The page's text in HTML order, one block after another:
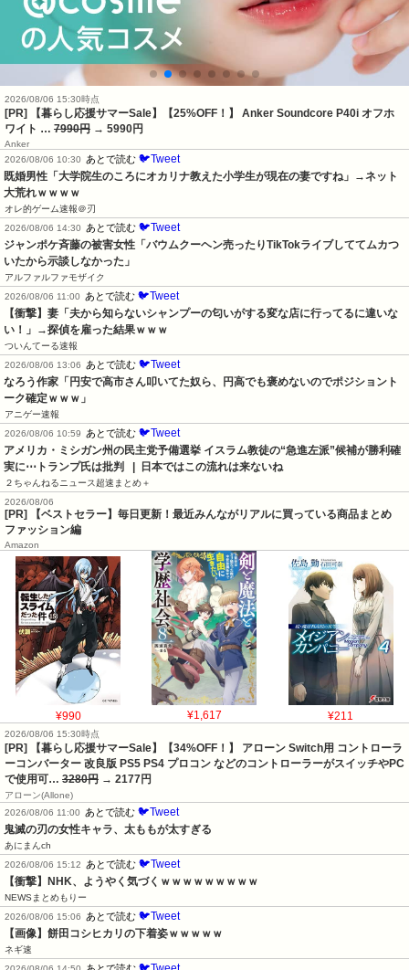
2026/08/06 15:30時点
[PR] 【暮らし応援サマーSale】【25%OFF！】 Anker Soundcore P40i オフホ
ワイト … 7990円 → 5990円
Anker
2026/08/06 10:30 あとで読む 🐦Tweet
既婚男性「大学院生のころにオカリナ教えた小学生が現在の妻ですね」→ネット
大荒れｗｗｗｗ
オレ的ゲーム速報＠刃
2026/08/06 14:30 あとで読む 🐦Tweet
ジャンポケ斉藤の被害女性「バウムクーヘン売ったりTikTokライブしててムカつ
いたから示談しなかった」
アルファルファモザイク
2026/08/06 11:00 あとで読む 🐦Tweet
【衝撃】妻「夫から知らないシャンプーの匂いがする変な店に行ってるに違いな
い！」→探偵を雇った結果ｗｗｗ
ついんてーる速報
2026/08/06 13:06 あとで読む 🐦Tweet
なろう作家「円安で高市さん叩いてた奴ら、円高でも褒めないのでポジショント
ーク確定ｗｗｗ」
アニゲー速報
2026/08/06 10:59 あとで読む 🐦Tweet
アメリカ・ミシガン州の民主党予備選挙 イスラム教徒の“急進左派”候補が勝利確
実に⋯トランプ氏は批判   |  日本ではこの流れは来ないね
２ちゃんねるニュース超速まとめ＋
2026/08/06
[PR] 【ベストセラー】毎日更新！最近みんながリアルに買っている商品まとめ
ファッション編
Amazon
¥990 ¥1,617 ¥211
2026/08/06 15:30時点
[PR] 【暮らし応援サマーSale】【34%OFF！】 アローン Switch用 コントローラ
ーコンバーター 改良版 PS5 PS4 プロコン などのコントローラーがスイッチやPC
で使用可… 3280円 → 2177円
アローン(Allone)
2026/08/06 11:00
あとで読む 🐦Tweet
鬼滅の刃の女性キャラ、太ももが太すぎる
あにまんch
2026/08/06 15:12
あとで読む 🐦Tweet
【衝撃】NHK、ようやく気づくｗｗｗｗｗｗｗｗｗ
NEWSまとめもりー
2026/08/06 15:06
あとで読む 🐦Tweet
【画像】餅田コシヒカリの下着姿ｗｗｗｗｗ
ネギ速